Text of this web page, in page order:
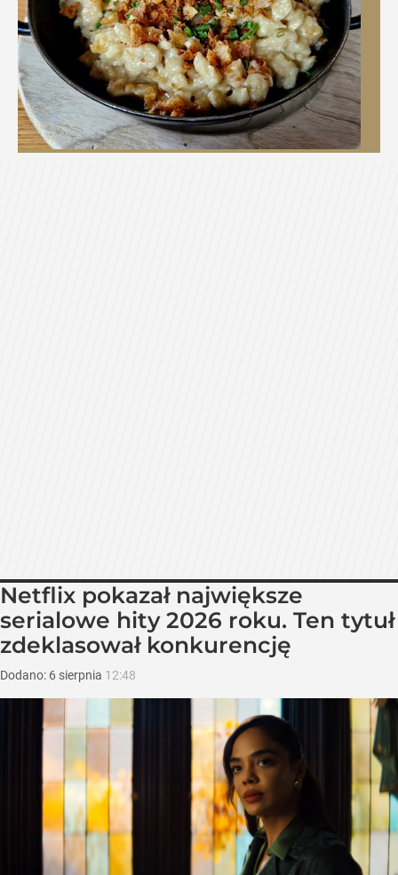
Netflix pokazał największe
serialowe hity 2026 roku. Ten tytuł
zdeklasował konkurencję
Dodano: 6 sierpnia 12:48